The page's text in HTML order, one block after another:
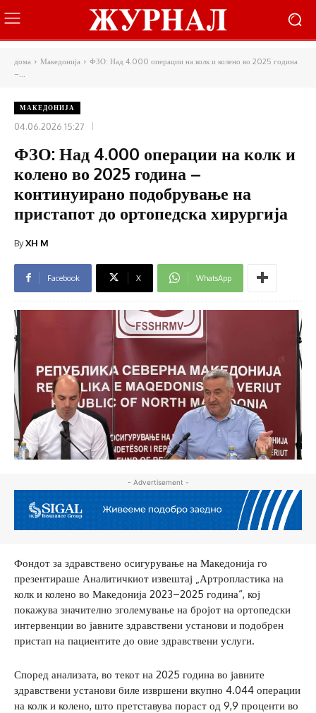
дома Македонија
ФЗО: Над 4.000 операции на колк и колено во 2025 година
–...
МАКЕДОНИЈА
04.06.2026 15:27
ФЗО: Над 4.000 операции на колк и
колено во 2025 година –
континуирано подобрување на
пристапот до ортопедска хирургија
ByXH M
Facebook X WhatsApp
- Advertisement -
Фондот за здравствено осигурување на Македонија го
презентираше Аналитичкиот извештај „Артропластика на
колк и колено во Македонија 2023–2025 година“, кој
покажува значително зголемување на бројот на ортопедски
интервенции во јавните здравствени установи и подобрен
пристап на пациентите до овие здравствени услуги.
Според анализата, во текот на 2025 година во јавните
здравствени установи биле извршени вкупно 4.044 операции
на колк и колено, што претставува пораст од 9,9 проценти во